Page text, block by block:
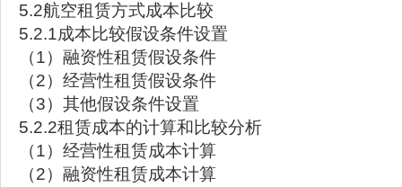
5.2航空租赁方式成本比较
5.2.1成本比较假设条件设置
（1）融资性租赁假设条件
（2）经营性租赁假设条件
（3）其他假设条件设置
5.2.2租赁成本的计算和比较分析
（1）经营性租赁成本计算
（2）融资性租赁成本计算